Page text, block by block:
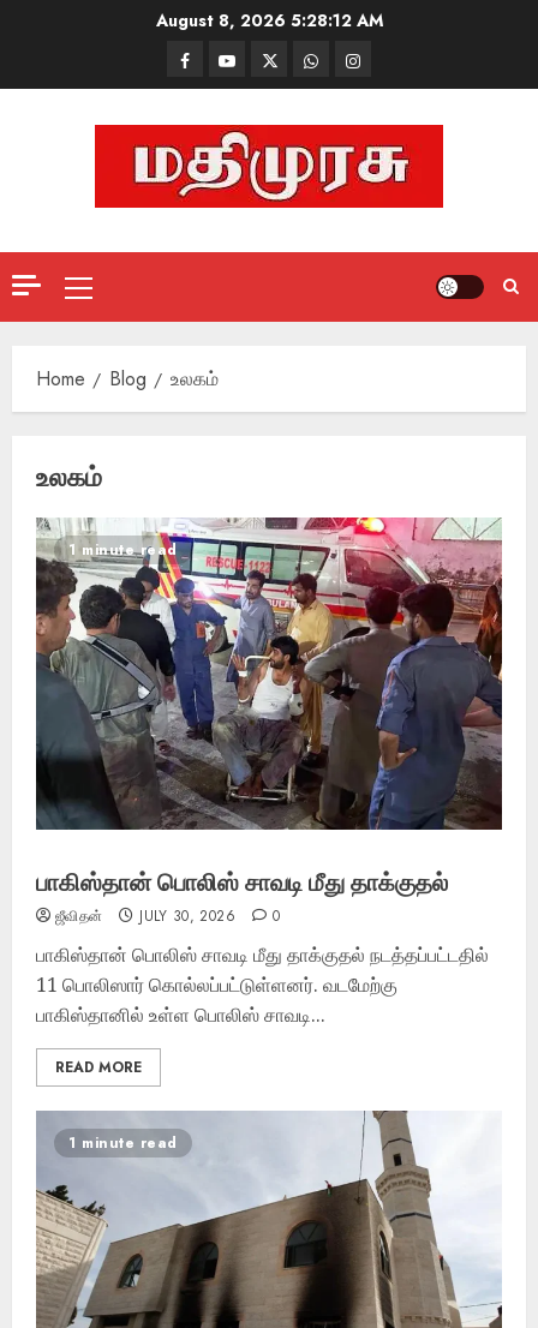
August 8, 2026 5:28:13 AM
FacebookMathemurasu
TV
TwitterWhatsAppInstagram
Primary
Menu
Home Blog உலகம்
உலகம்
1 minute read
பாகிஸ்தான் பொலிஸ் சாவடி மீது தாக்குதல்
ஜீவிதன் JULY 30, 2026 0
பாகிஸ்தான் பொலிஸ் சாவடி மீது தாக்குதல் நடத்தப்பட்டதில்
11 பொலிஸார் கொல்லப்பட்டுள்ளனர். வடமேற்கு
பாகிஸ்தானில் உள்ள பொலிஸ் சாவடி...
READ MORE
1 minute read